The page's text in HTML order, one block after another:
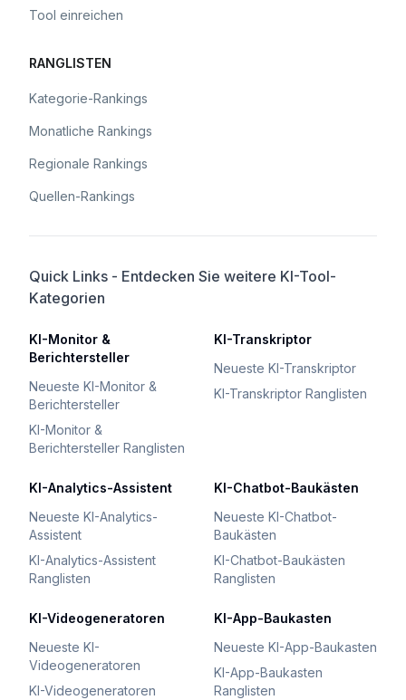
Tool einreichen
RANGLISTEN
Kategorie-Rankings
Monatliche Rankings
Regionale Rankings
Quellen-Rankings
Quick Links - Entdecken Sie weitere KI-Tool-
Kategorien
KI-Monitor &
Berichtersteller
Neueste KI-Monitor &
Berichtersteller
KI-Monitor &
Berichtersteller Ranglisten
KI-Transkriptor
Neueste KI-Transkriptor
KI-Transkriptor Ranglisten
KI-Analytics-Assistent
Neueste KI-Analytics-
Assistent
KI-Analytics-Assistent
Ranglisten
KI-Chatbot-Baukästen
Neueste KI-Chatbot-
Baukästen
KI-Chatbot-Baukästen
Ranglisten
KI-Videogeneratoren
Neueste KI-
Videogeneratoren
KI-Videogeneratoren
KI-App-Baukasten
Neueste KI-App-Baukasten
KI-App-Baukasten
Ranglisten